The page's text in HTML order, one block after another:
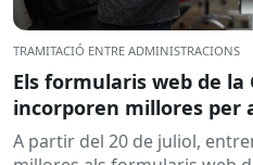
TRAMITACIÓ ENTRE ADMINISTRACIONS
Els formularis web de la
incorporen millores
A partir del 20 de juliol,